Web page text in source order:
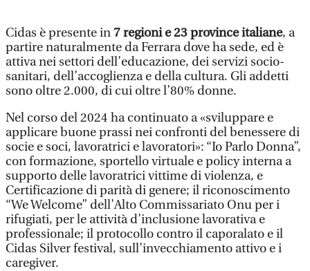
Cidas è presente in7 regioni e 23 province italiane, a
partire naturalmente da Ferrara dove ha sede, ed è
attiva nei settori dell’educazione, dei servizi socio-
sanitari, dell’accoglienza e della cultura. Gli addetti
sono oltre 2.000, di cui oltre l’80% donne.
Nel corso del 2024 ha continuato a «sviluppare e
applicare buone prassi nei confronti del benessere di
socie e soci, lavoratrici e lavoratori»: “Io Parlo Donna”,
con formazione, sportello virtuale e policy interna a
supporto delle lavoratrici vittime di violenza, e
Certificazione di parità di genere; il riconoscimento
“We Welcome” dell’Alto Commissariato Onu per i
rifugiati, per le attività d’inclusione lavorativa e
professionale; il protocollo contro il caporalato e il
Cidas Silver festival, sull’invecchiamento attivo e i
caregiver.